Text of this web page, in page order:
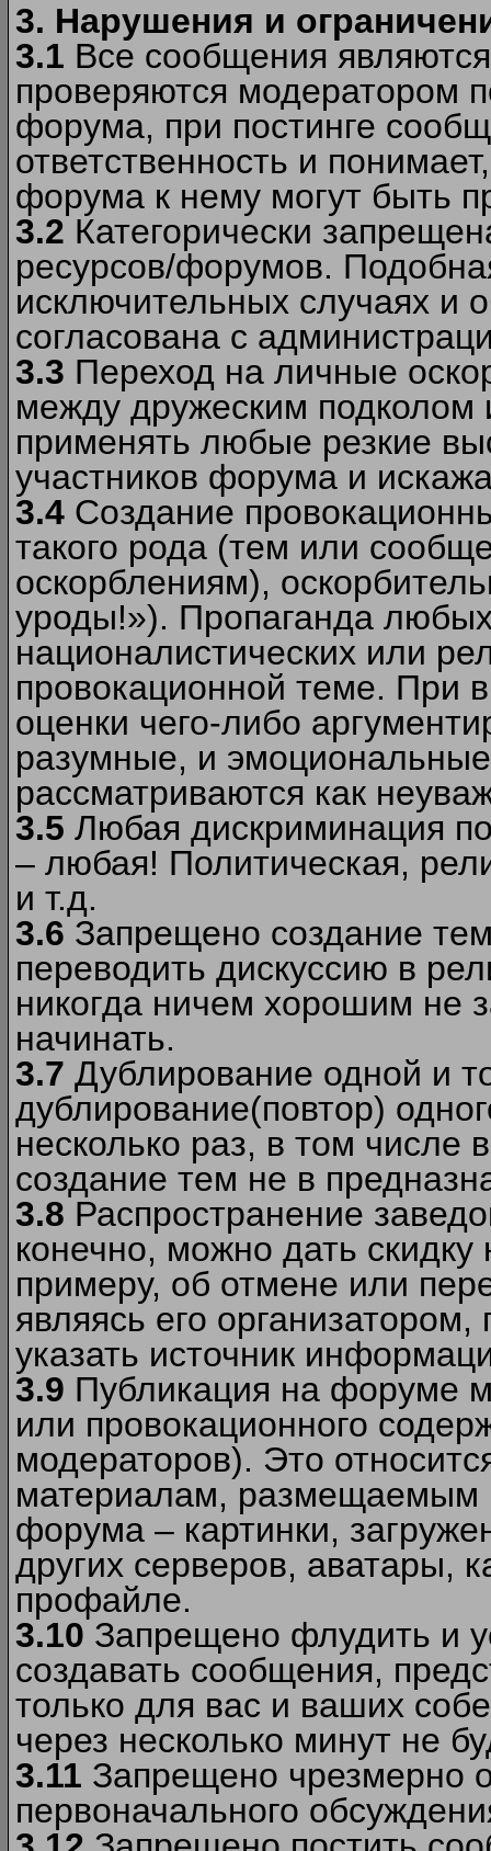
3. Нарушения и
3.1 Все сообщения
проверяются модератором
форума, при постинге
ответственность и
форума к нему могут быть
3.2 Категорически
ресурсов/форумов.
исключительных случаях и
согласована с
3.3 Переход на личные
между дружеским
применять любые резкие
участников форума и
3.4 Создание
такого рода (тем или
оскорблениям),
уроды!»). Пропаганда
националистических или
провокационной теме. При
оценки чего-либо
разумные, и
рассматриваются как
3.5 Любая дискриминация
– любая! Политическая,
и т.д.
3.6 Запрещено создание
переводить дискуссию в
никогда ничем хорошим не
начинать.
3.7 Дублирование одной и
дублирование(повтор)
несколько раз, в том числе
создание тем не в
3.8 Распространение
конечно, можно дать
примеру, об отмене или
являясь его
указать источник
3.9 Публикация на форуме
или провокационного
модераторов). Это
материалам, размещаемым
форума – картинки,
других серверов, аватары,
профайле.
3.10 Запрещено флудить и
создавать сообщения,
только для вас и ваших
через несколько минут не
3.11 Запрещено чрезмерно
первоначального